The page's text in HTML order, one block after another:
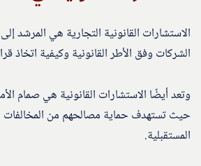
الاستشارات القانونية التجارية هي المرشد
الشركات وفق الأطر القانونية وكيفية اتخاذ
وتعد أيضًا الاستشارات القانونية هي صمام
حيث تستهدف حماية مصالحهم من المخالفات
المستقبلية.